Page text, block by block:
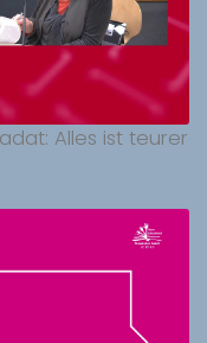
Alles ist teurer